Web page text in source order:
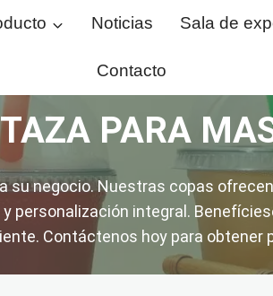
Noticias Sala de
Contacto
TAZA PARA
su negocio. Nuestras copas
personalización integral.
Contáctenos hoy para